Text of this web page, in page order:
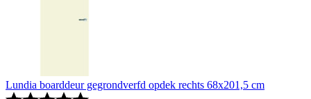
Lundia boarddeur gegrondverfd opdek rechts 68x201,5 cm